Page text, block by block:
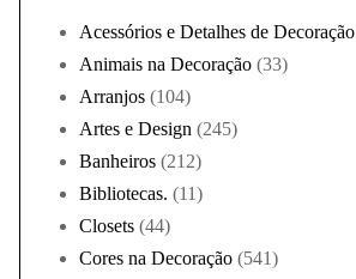
Acessórios e Detalhes de Decoração
Animais na Decoração (33)
Arranjos (104)
Artes e Design (245)
Banheiros (212)
Bibliotecas. (11)
Closets (44)
Cores na Decoração (541)